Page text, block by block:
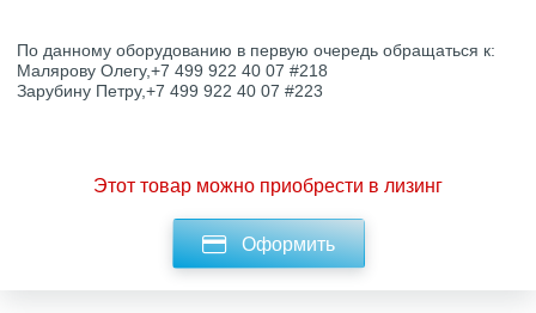
По данному оборудованию в первую очередь обращаться к:
Малярову Олегу,+7 499 922 40 07 #218
Зарубину Петру,+7 499 922 40 07 #223
Этот товар можно приобрести в лизинг
Оформить